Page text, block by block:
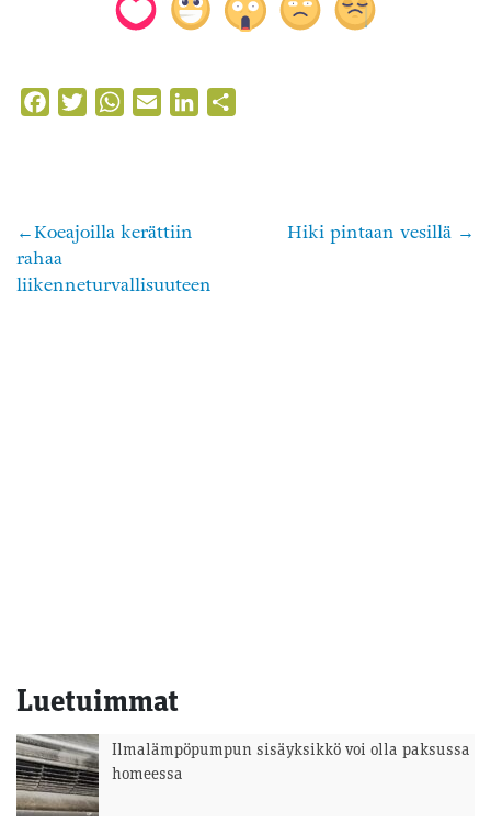
FacebookTwitterWhatsApp
Email LinkedIn
Artikkelien
selaus
Koeajoilla kerättiin
rahaa
liikenneturvallisuuteen
Hiki pintaan vesillä
Luetuimmat
Ilmalämpöpumpun sisäyksikkö voi olla paksussa
homeessa